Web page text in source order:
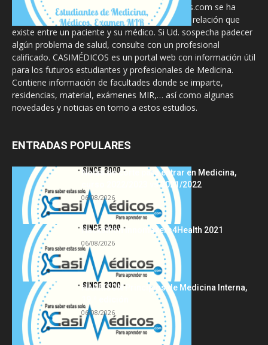
La información proporcionada en CasiMedicos.com se ha
diseñado para complementar, no substituir, la relación que
existe entre un paciente y su médico. Si Ud. sospecha padecer
algún problema de salud, consulte con un profesional
calificado. CASIMÉDICOS es un portal web con información útil
para los futuros estudiantes y profesionales de Medicina.
Contiene información de facultades donde se imparte,
residencias, material, exámenes MIR,… así como algunas
novedades y noticias en torno a estos estudios.
ENTRADAS POPULARES
Notas de corte para entrar en Medicina,
curso 2022/2023 vs 2021/2022
06/08/2026
Hackathon Innomakers4Health 2021
06/08/2026
HARRISON Principios de Medicina Interna,
06/08/2026